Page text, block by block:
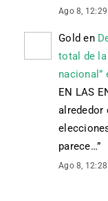
Ago 8, 12:29
Gold en
total de la
nacional”
EN LAS
alrededor
parece…”
Ago 8, 12:28